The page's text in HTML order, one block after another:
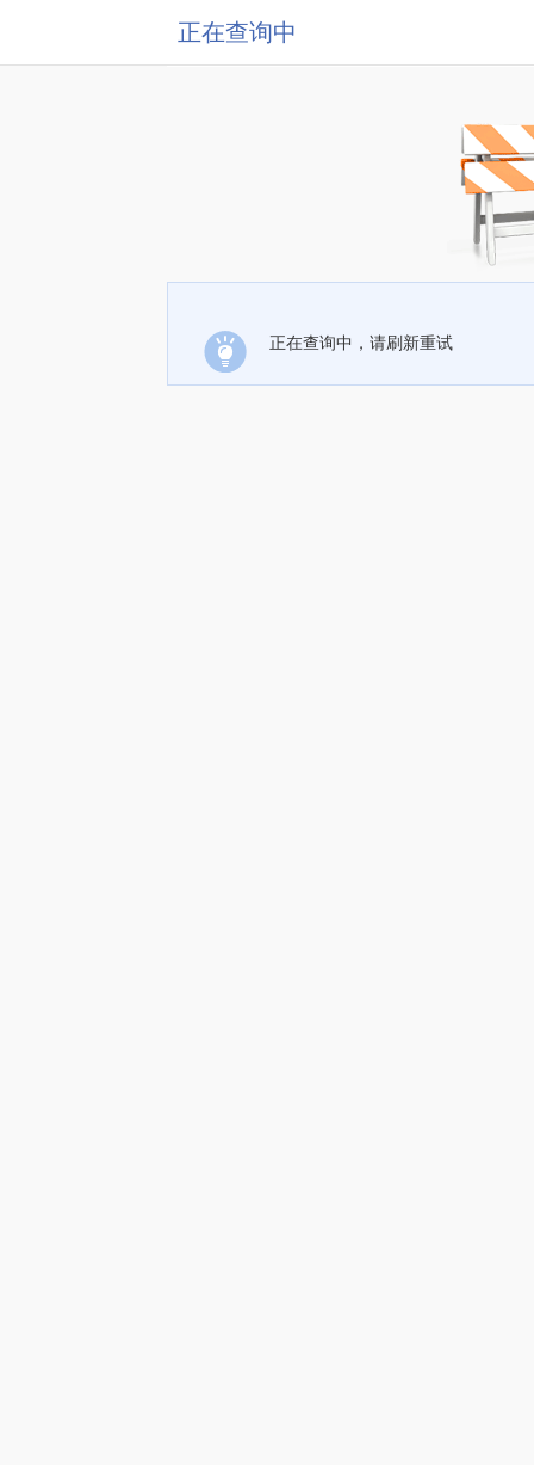
正在查询中
正在查询中，请刷新重试